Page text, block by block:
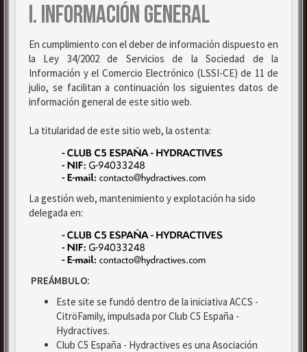
I. INFORMACIÓN GENERAL
En cumplimiento con el deber de información dispuesto en
la Ley 34/2002 de Servicios de la Sociedad de la
Información y el Comercio Electrónico (LSSI-CE) de 11 de
julio, se facilitan a continuación los siguientes datos de
información general de este sitio web.
La titularidad de este sitio web, la ostenta:
La gestión web, mantenimiento y explotación ha sido
delegada en:
PREÁMBULO:
Este site se fundó dentro de la iniciativa ACCS -
CitröFamily, impulsada por Club C5 España -
Hydractives.
Club C5 España - Hydractives es una Asociación